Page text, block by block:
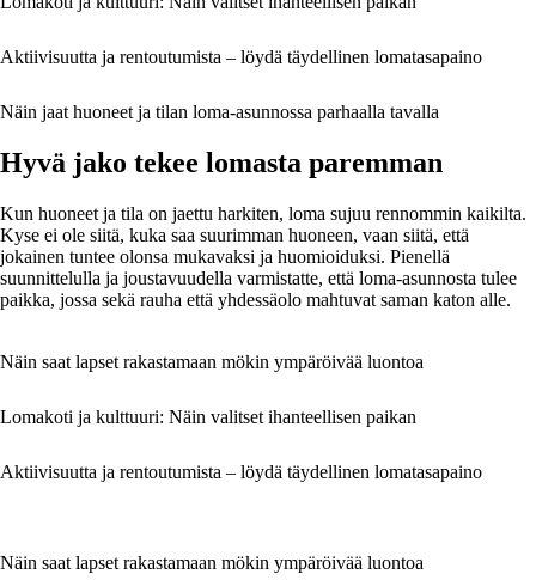
Aktiivisuutta ja rentoutumista – löydä täydellinen lomatasapaino
Näin jaat huoneet ja tilan loma-asunnossa parhaalla tavalla
Hyvä jako tekee lomasta paremman
Kun huoneet ja tila on jaettu harkiten, loma sujuu rennommin kaikilta.
Kyse ei ole siitä, kuka saa suurimman huoneen, vaan siitä, että
jokainen tuntee olonsa mukavaksi ja huomioiduksi. Pienellä
suunnittelulla ja joustavuudella varmistatte, että loma-asunnosta tulee
paikka, jossa sekä rauha että yhdessäolo mahtuvat saman katon alle.
Näin saat lapset rakastamaan mökin ympäröivää luontoa
Lomakoti ja kulttuuri: Näin valitset ihanteellisen paikan
Aktiivisuutta ja rentoutumista – löydä täydellinen lomatasapaino
Näin saat lapset rakastamaan mökin ympäröivää luontoa